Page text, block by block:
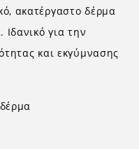
ακατέργαστο δέρμα
για την
και εκγύμνασης